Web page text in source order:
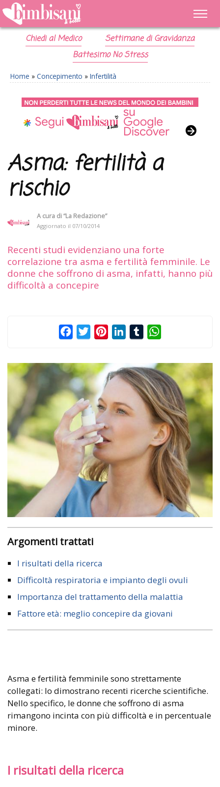
Chiedi al Medico
Settimane di Gravidanza
Battesimo No Stress
Home » Concepimento » Infertilità
Asma: fertilità a
rischio
A cura di“La Redazione”
Aggiornato il 07/10/2014
Recenti studi evidenziano una forte
correlazione tra asma e fertilità femminile. Le
donne che soffrono di asma, infatti, hanno più
difficoltà a concepire
FacebookTwitterPinterestLinkedInTumblr
Argomenti trattati
I risultati della ricerca
Difficoltà respiratoria e impianto degli ovuli
Importanza del trattamento della malattia
Fattore età: meglio concepire da giovani
Asma e fertilità femminile sono strettamente
collegati: lo dimostrano recenti ricerche scientifiche.
Nello specifico, le donne che soffrono di asma
rimangono incinta con più difficoltà e in percentuale
minore.
I risultati della ricerca